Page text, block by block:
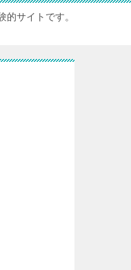
的サイトです。